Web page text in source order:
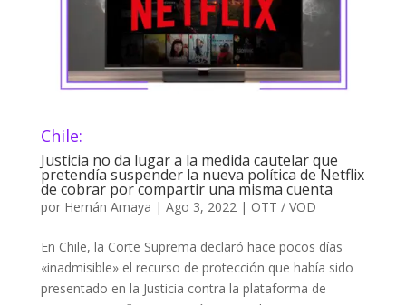
Chile:
Justicia no da lugar a la medida cautelar que
pretendía suspender la nueva política de Netflix
de cobrar por compartir una misma cuenta
por Hernán Amaya | Ago 3, 2022| OTT / VOD
En Chile, la Corte Suprema declaró hace pocos días
«inadmisible» el recurso de protección que había sido
presentado en la Justicia contra la plataforma de